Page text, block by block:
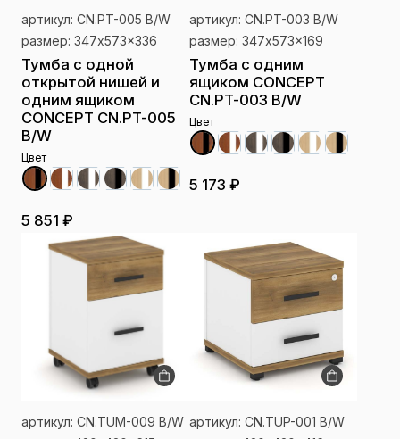
артикул: CN.PT-005 B/W
размер: 347x573x336
Тумба с одной
открытой нишей и
одним ящиком
CONCEPT CN.PT-005
B/W
Цвет
5 851 ₽
артикул: CN.PT-003 B/W
размер: 347x573x169
Тумба с одним
ящиком CONCEPT
CN.PT-003 B/W
Цвет
5 173 ₽
артикул: CN.TUM-009 B/W артикул: CN.TUP-001 B/W